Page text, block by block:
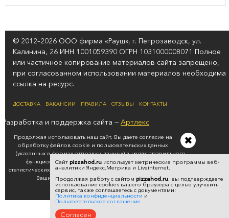
© 2012–2026 ООО фирма «Рауш», г. Петрозаводск, ул.
Калинина, 26 ИНН 1001059390 ОГРН 1031000008071 Полное
или частичное копирование материалов сайта запрещено,
при согласованном использовании материалов необходима
ссылка на ресурс.
ДОСТАВКА ВАКАНСИИ ПРАВИЛА ОТЗЫВЫ КОНТАКТЫ
Разработка и поддержка сайта — Артлекс
✖
Продолжая использовать наш сайт, Вы даете согласие на
обработку файлов cookie и пользовательских данных
(указанных в формах отправки данных) в целях правильного
функционирования сайта, проведения ретаргетинга,
статистических исследований, обзоров. Если вы не хотите, чтобы
Ваши данные обрабатывались, покиньте сайт.
Политика конфиденциальности
Сайт pizzahod.ru использует метрические программы веб-
аналитики Яндекс.Метрика и Liveinternet.
Продолжая работу с сайтом pizzahod.ru, вы подтверждаете
использование cookies вашего браузера с целью улучшить
сервис, также соглашаетесь с документами:
Политика конфиденциальности и
Пользовательское соглашение
Согласен